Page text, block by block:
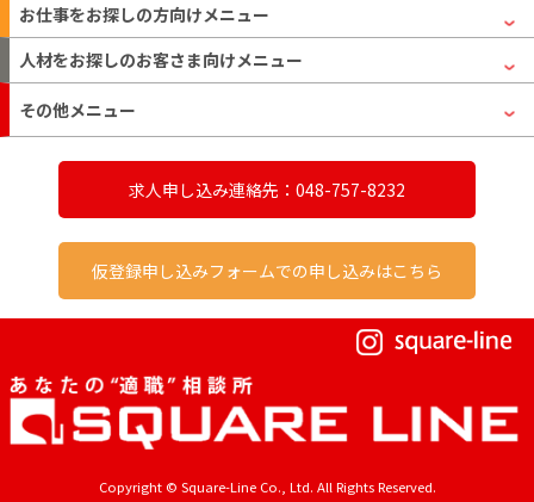
お仕事をお探しの方向けメニュー
人材をお探しのお客さま向けメニュー
その他メニュー
求人申し込み連絡先：048-757-8232
仮登録申し込みフォームでの申し込みはこちら
Copyright © Square-Line Co., Ltd. All Rights Reserved.